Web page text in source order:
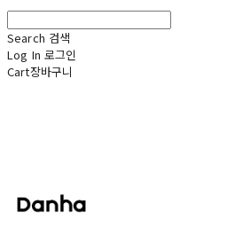
Search 검색
Log In 로그인
Cart장바구니